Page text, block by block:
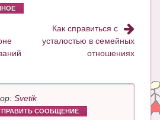
Как справиться с
усталостью в семейных
отношениях
Svetik
СООБЩЕНИЕ